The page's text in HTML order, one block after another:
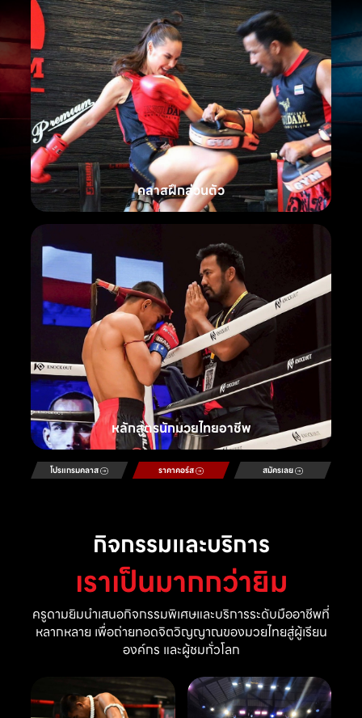
คลาสฝึกส่วนตัว
หลักสูตรนักมวยไทยอาชีพ
โปรแกรมคลาส ราคาคอร์ส สมัครเลย
กิจกรรมและบริการ
เราเป็นมากกว่ายิม
ครูดามยิมนำเสนอกิจกรรมพิเศษและบริการระดับมืออาชีพที่
หลากหลาย เพื่อถ่ายทอดจิตวิญญาณของมวยไทยสู่ผู้เรียน
องค์กร และผู้ชมทั่วโลก